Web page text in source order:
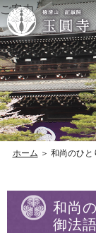
ご案内
ホーム ＞ 和尚のひ
和尚
御法